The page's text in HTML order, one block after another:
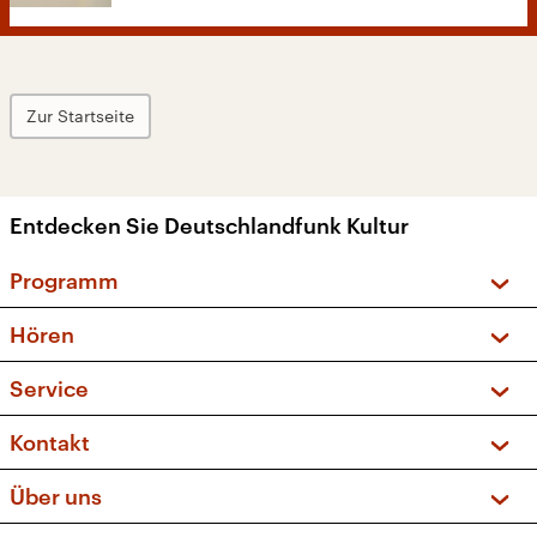
Zur Startseite
Entdecken Sie Deutschlandfunk Kultur
Programm
Sendungen und Podcasts
Musikliste
Kakadu – Das Kinderprogramm
Hören
Frequenzen (UKW + DAB+)
Service
FAQ
Apps
Newsletter
Kontakt
Social Media
Über uns